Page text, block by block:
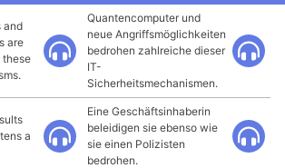
and
are
these
Quantencomputer und
neue Angriffsmöglichkeiten
bedrohen zahlreiche dieser
IT-
Sicherheitsmechanismen.
a
Eine Geschäftsinhaberin
beleidigen sie ebenso wie
sie einen Polizisten
bedrohen.